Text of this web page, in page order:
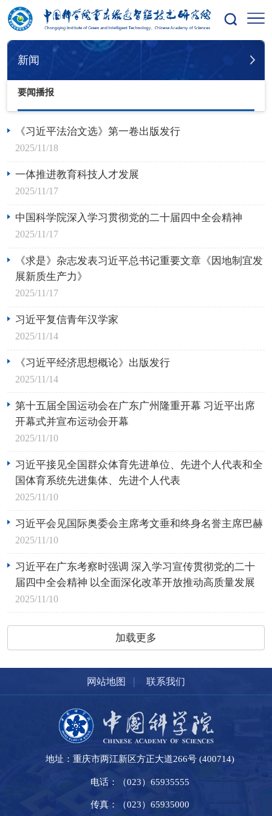
您的位置：首页 新闻 要闻播报
新闻
要闻播报
《习近平法治文选》第一卷出版发行
2025/11/18
一体推进教育科技人才发展
2025/11/17
中国科学院深入学习贯彻党的二十届四中全会精神
2025/11/17
《求是》杂志发表习近平总书记重要文章《因地制宜发
展新质生产力》
2025/11/17
习近平复信青年汉学家
2025/11/14
《习近平经济思想概论》出版发行
2025/11/14
第十五届全国运动会在广东广州隆重开幕 习近平出席
开幕式并宣布运动会开幕
2025/11/10
习近平接见全国群众体育先进单位、先进个人代表和全
国体育系统先进集体、先进个人代表
2025/11/10
习近平会见国际奥委会主席考文垂和终身名誉主席巴赫
2025/11/10
习近平在广东考察时强调 深入学习宣传贯彻党的二十
届四中全会精神 以全面深化改革开放推动高质量发展
2025/11/10
加载更多
网站地图 | 联系我们
地址：重庆市两江新区方正大道266号 (400714)
电话：（023）65935555
传真：（023）65935000